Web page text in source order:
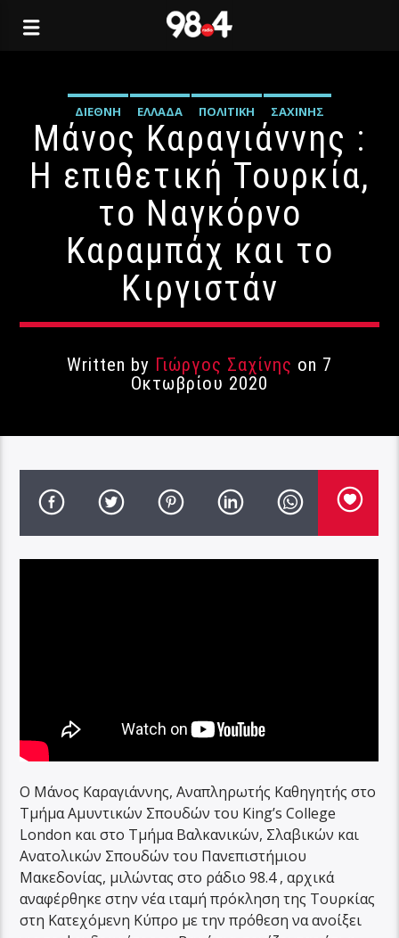
ΔΙΕΘΝΉ ΕΛΛΆΔΑ ΠΟΛΙΤΙΚΉ ΣΑΧΊΝΗΣ
Μάνος Καραγιάννης :
Η επιθετική Τουρκία,
το Ναγκόρνο
Καραμπάχ και το
Κιργιστάν
Written by Γιώργος Σαχίνης on 7
Οκτωβρίου 2020
Ο Μάνος Καραγιάννης, Αναπληρωτής Καθηγητής στο
Τμήμα Αμυντικών Σπουδών του King’s College
London και στο Τμήμα Βαλκανικών, Σλαβικών και
Ανατολικών Σπουδών του Πανεπιστήμιου
Μακεδονίας, μιλώντας στο ράδιο 98.4 , αρχικά
αναφέρθηκε στην νέα ιταμή πρόκληση της Τουρκίας
στη Κατεχόμενη Κύπρο με την πρόθεση να ανοίξει